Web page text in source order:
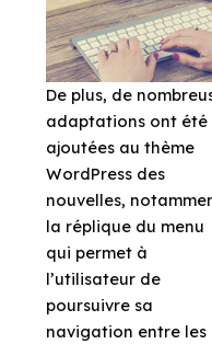
De plus, de
adaptations ont été
ajoutées au thème
WordPress des
nouvelles,
la réplique du menu
qui permet à
l’utilisateur de
poursuivre sa
navigation entre les